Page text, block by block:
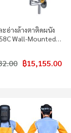
อ่างล้างตาติดผนัง
Wall-Mounted…
฿15,155.00